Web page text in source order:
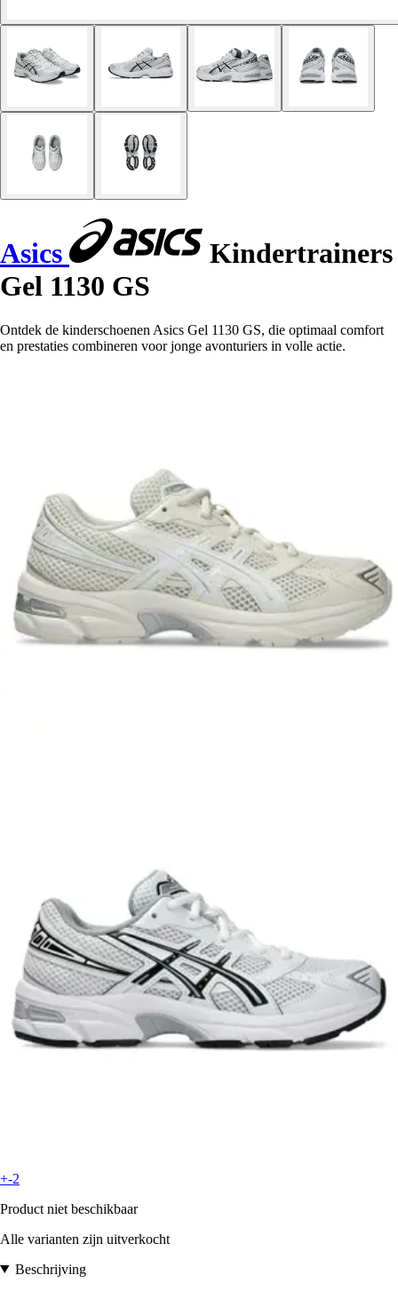
Asics
Kindertrainers
Gel 1130 GS
Ontdek de kinderschoenen Asics Gel 1130 GS, die optimaal comfort
en prestaties combineren voor jonge avonturiers in volle actie.
+-2
Product niet beschikbaar
Alle varianten zijn uitverkocht
Beschrijving